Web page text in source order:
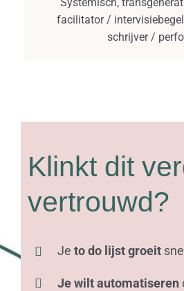
facilitator /
schrijver /
Klinkt dit
vertrouwd?
Jeto do lijst groeit
Je wilt automatiseren